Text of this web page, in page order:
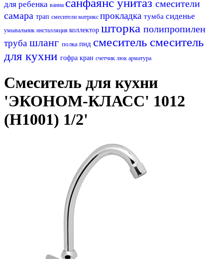
для ребенка ванна
смесители
самара трап смесители матрикс прокладка тумба сиденье
умывальник инсталляция коллектор шторка полипропилен
труба шланг полка пнд смеситель смеситель
для кухни гофра кран счетчик люк арматура
Смеситель для кухни
'ЭКОНОМ-КЛАСС' 1012
(H1001) 1/2'